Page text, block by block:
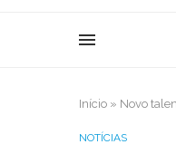
Início » Novo
NOTÍCIAS